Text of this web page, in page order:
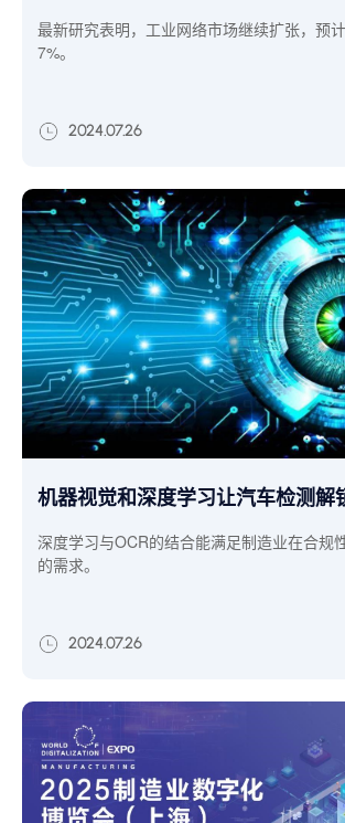
最新研究表明，工业网络市场继续扩张，预
7%。
2024.07.26
机器视觉和深度学习让汽车检测解
深度学习与OCR的结合能满足制造业在合规
的需求。
2024.07.26